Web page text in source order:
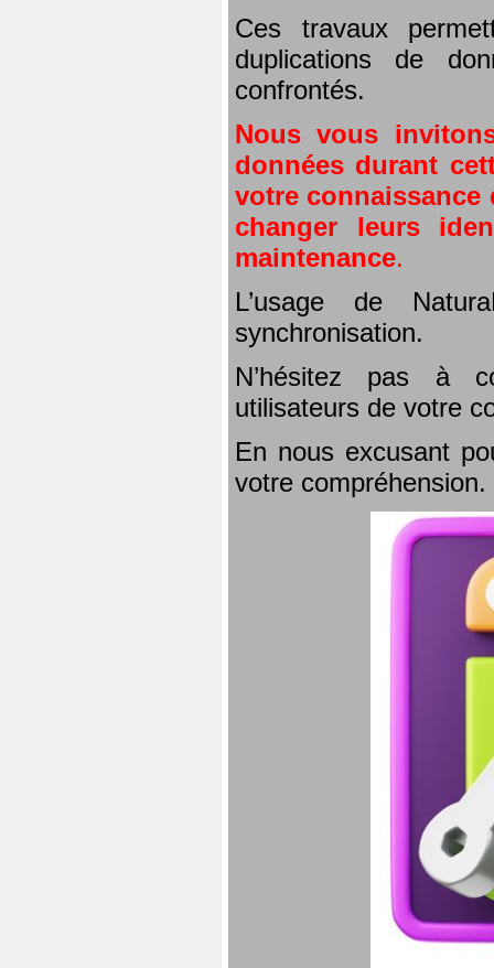
Ces travaux
duplications de
confrontés.
Nous vous
données durant
votre connaissance
changer leurs
maintenance.
L’usage de
synchronisation.
N’hésitez pas à
utilisateurs de votre
En nous excusant
votre compréhension.